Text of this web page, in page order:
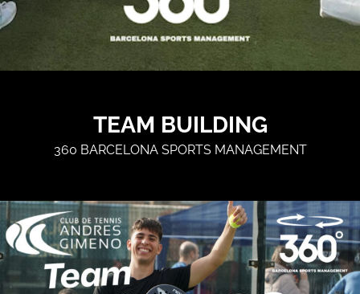
TEAM BUILDING
360 BARCELONA SPORTS MANAGEMENT